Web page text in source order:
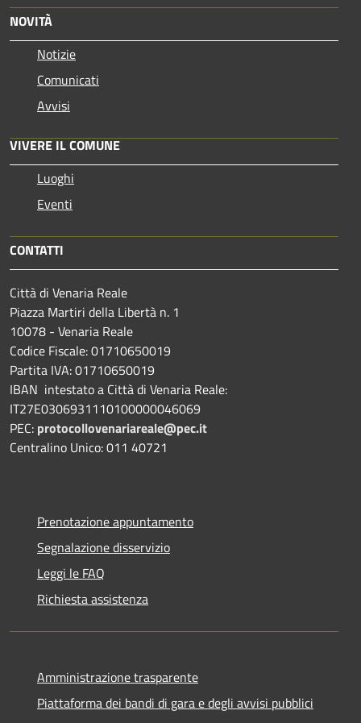
NOVITÀ
Notizie
Comunicati
Avvisi
VIVERE IL COMUNE
Luoghi
Eventi
CONTATTI
Città di Venaria Reale
Piazza Martiri della Libertà n. 1
10078 - Venaria Reale
Codice Fiscale: 01710650019
Partita IVA: 01710650019
IBAN intestato a Città di Venaria Reale:
IT27E0306931110100000046069
PEC: protocollovenariareale@pec.it
Centralino Unico: 011 40721
Prenotazione appuntamento
Segnalazione disservizio
Leggi le FAQ
Richiesta assistenza
Amministrazione trasparente
Piattaforma dei bandi di gara e degli avvisi pubblici